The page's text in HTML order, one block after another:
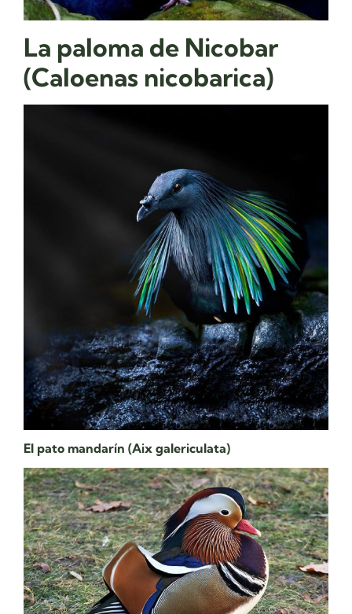
La paloma de Nicobar
(Caloenas nicobarica)
El pato mandarín (Aix galericulata)